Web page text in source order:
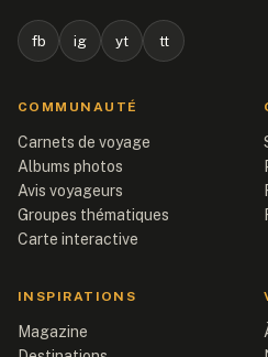
fb ig yt tt
COMMUNAUTÉ
Carnets de voyage
Albums photos
Avis voyageurs
Groupes thématiques
Carte interactive
INSPIRATIONS
Magazine